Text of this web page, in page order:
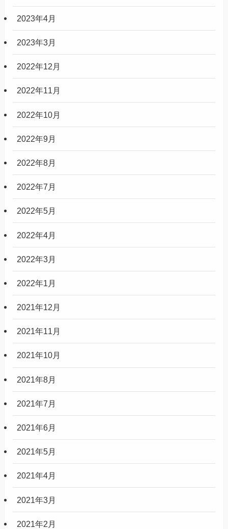
2023年4月
2023年3月
2022年12月
2022年11月
2022年10月
2022年9月
2022年8月
2022年7月
2022年5月
2022年4月
2022年3月
2022年1月
2021年12月
2021年11月
2021年10月
2021年8月
2021年7月
2021年6月
2021年5月
2021年4月
2021年3月
2021年2月